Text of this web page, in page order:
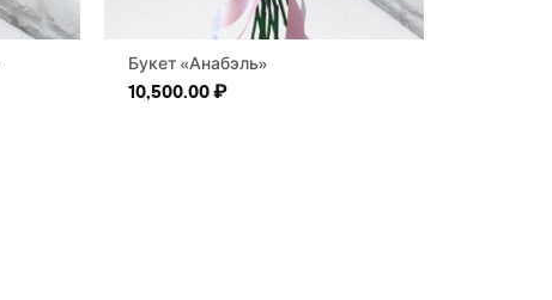
Букет «Анабэль»
10,500.00₽